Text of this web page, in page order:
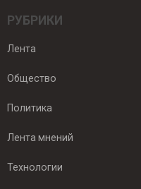
РУБРИКИ
Лента
Общество
Политика
Лента мнений
Технологии